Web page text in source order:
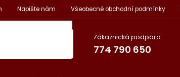
Napište nám Všeobecné obchodní podmínky
Zákaznická podpora:
774 790 650